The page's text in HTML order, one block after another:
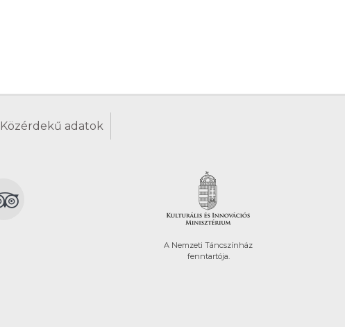
Közérdekű adatok
A Nemzeti Táncszínház
fenntartója.